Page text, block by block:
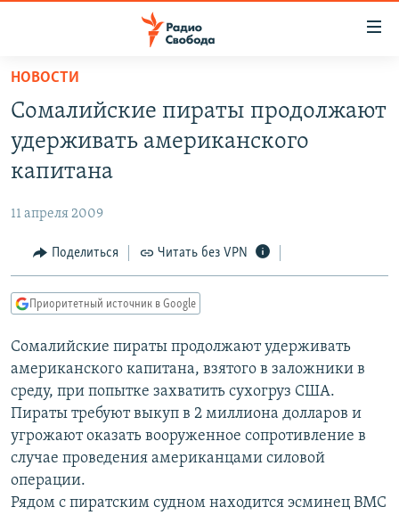
упрощенного
доступа
основному
Вернутся
Вернутся
поиску
АВТОРСКИЕ ПРОЕКТЫ
МНЕНИЯ
КУЛЬТУРА
КАВКАЗ.РЕАЛИИ
СЕВЕР.РЕАЛИИ
СИБИРЬ.РЕАЛИИ
РАСПИСАНИЕ ВЕЩАНИЯ
ПОДПИШИТЕСЬ НА РАССЫЛКУ
СОЦИАЛЬНЫЕ СЕТИ
НОВОСТИ
Сомалийские пираты продолжают
удерживать американского
капитана
11 апреля 2009
Поделиться Читать без VPN
Приоритетный источник в Google
Сомалийские пираты продолжают удерживать
американского капитана, взятого в заложники в
среду, при попытке захватить сухогруз США.
Пираты требуют выкуп в 2 миллиона долларов и
угрожают оказать вооруженное сопротивление в
случае проведения американцами силовой
операции.
Рядом с пиратским судном находится эсминец ВМС